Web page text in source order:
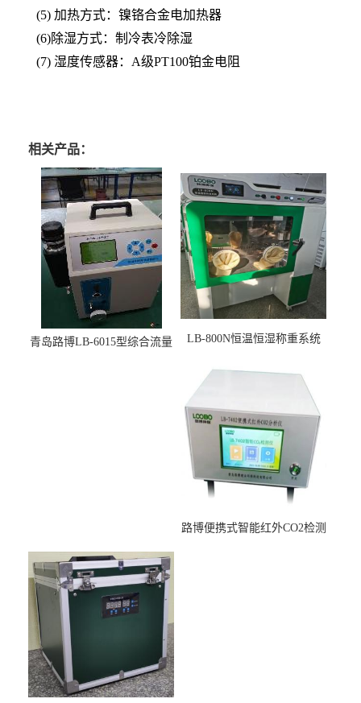
(5) 加热方式：镍铬合金电加热器
(6)除湿方式：制冷表冷除湿
(7) 湿度传感器：A级PT100铂金电阻
相关产品：
青岛路博LB-6015型综合流量
LB-800N恒温恒湿称重系统
路博便携式智能红外CO2检测